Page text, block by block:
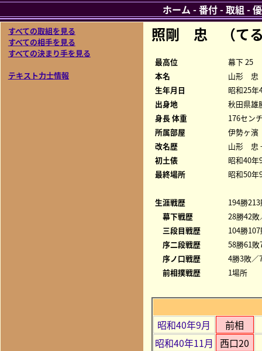
すべての取組を見る
すべての相手を見る
すべての決まり手を見る
テキスト力士情報
照剛 忠 （て
最高位
幕下 25
本名
山形 忠
生年月日
昭和25年
出身地
秋田県雄
身長 体重
176セン
所属部屋
伊勢ヶ濱
改名歴
山形 忠
初土俵
昭和40年
最終場所
昭和50年
生涯戦歴
194勝
幕下戦歴
28勝42
三段目戦歴
104勝
序二段戦歴
58勝61
序ノ口戦歴
4勝3敗／
前相撲戦歴
1場所
昭和40年9月
前相
昭和40年11月 西口20
ホーム -番付-取組 -